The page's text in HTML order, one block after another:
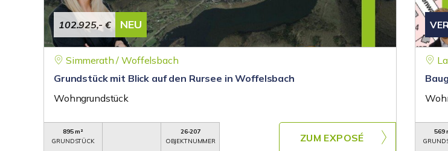
102.925,- € NEU
Simmerath / Woffelsbach
Grundstück mit Blick auf den Rursee in Woffelsbach
Wohngrundstück
895 m²
GRUNDSTÜCK
26-207
OBJEKTNUMMER
ZUM EXPOSÉ
569